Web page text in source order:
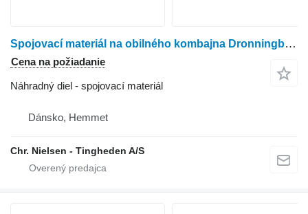
Spojovací materiál na obilného kombajna Dronningborg D8500
Cena na požiadanie
Náhradný diel - spojovací materiál
Dánsko, Hemmet
Chr. Nielsen - Tingheden A/S